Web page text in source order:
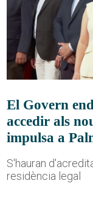
El Govern
accedir als
impulsa a
S'hauran
residència legal